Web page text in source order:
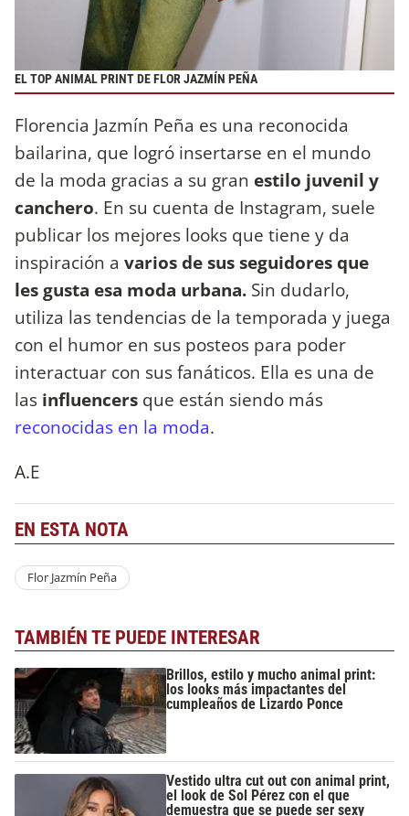
EL TOP ANIMAL PRINT DE FLOR JAZMÍN PEÑA
Florencia Jazmín Peña es una reconocida
bailarina, que logró insertarse en el mundo
de la moda gracias a su gran estilo juvenil y
canchero. En su cuenta de Instagram, suele
publicar los mejores looks que tiene y da
inspiración a varios de sus seguidores que
les gusta esa moda urbana. Sin dudarlo,
utiliza las tendencias de la temporada y juega
con el humor en sus posteos para poder
interactuar con sus fanáticos. Ella es una de
las influencers que están siendo más
reconocidas en la moda.
A.E
EN ESTA NOTA
Flor Jazmín Peña
TAMBIÉN TE PUEDE INTERESAR
Brillos, estilo y mucho animal print:
los looks más impactantes del
cumpleaños de Lizardo Ponce
Vestido ultra cut out con animal print,
el look de Sol Pérez con el que
demuestra que se puede ser sexy